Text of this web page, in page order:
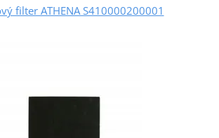
filter ATHENA S410000200001